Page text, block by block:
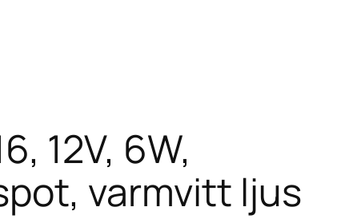
12V, 6W,
varmvitt ljus